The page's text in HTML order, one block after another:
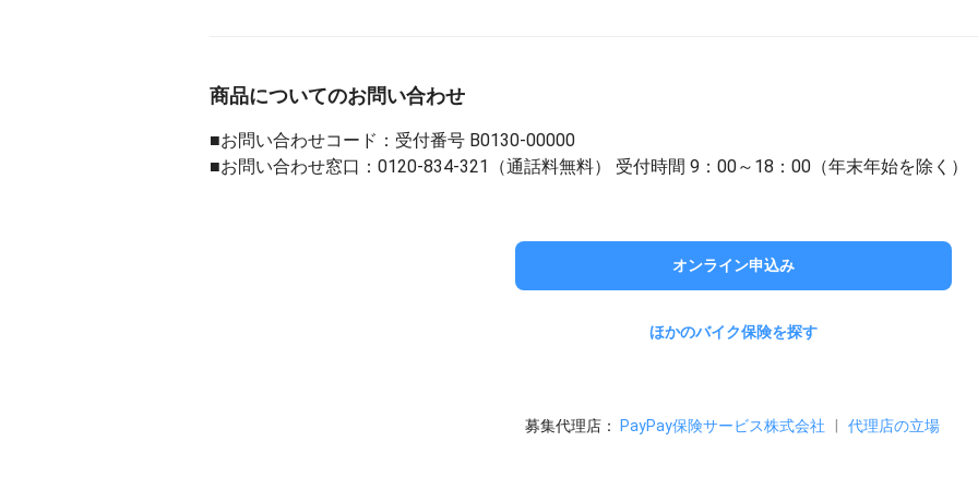
商品についてのお問い合わせ
■お問い合わせコード：受付番号 B0130-00000
■お問い合わせ窓口： 0120-834-321（通話料無料） 受付時間 9：00～18：00（年末年始を除く）
オンライン申込み
ほかのバイク保険を探す
募集代理店： PayPay保険サービス株式会社 代理店の立場